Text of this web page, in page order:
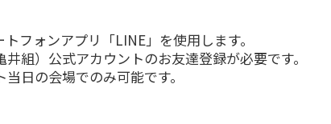
ォンアプリ「LINE」を使用します。
式アカウントのお友達登録が必要です。
会場でのみ可能です。